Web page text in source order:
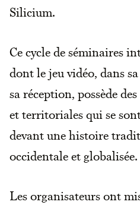
Silicium.
Ce cycle de séminaires
dont le jeu vidéo, dans
sa réception, possède
et territoriales qui se
devant une histoire
occidentale et globalisée.
Les organisateurs ont